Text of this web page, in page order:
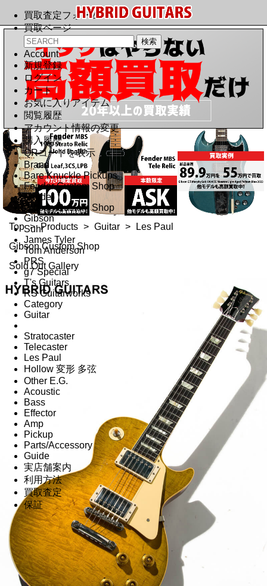
買取査定フォーム
買取ページ
Account
新規登録
ログイン
カート
お気に入りアイテム
閲覧履歴
アカウント情報の変更
購入履歴
QRコードを表示
Brand
Bare Knuckle Pickups
Fender Custom Shop
Fender
Gibson Custom Shop
Gibson
Suhr
James Tyler
Tom Anderson
PRS
g7 Special
T's Guitars
RS Guitarworks
Category
Guitar
Stratocaster
Telecaster
Les Paul
Hollow 変形 多弦
Other E.G.
Acoustic
Bass
Effector
Amp
Pickup
Parts/Accessory
Guide
実店舗案内
利用方法
買取査定
保証
Top > Products > Guitar >
Les Paul
Gibson Custom Shop
Sold Out Gallery